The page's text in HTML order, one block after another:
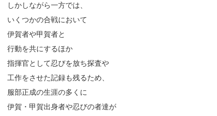
しかしながら一方では、
いくつかの合戦において
伊賀者や甲賀者と
行動を共にするほか
指揮官として忍びを放ち探査や
工作をさせた記録も残るため、
服部正成の生涯の多くに
伊賀・甲賀出身者や忍びの者達が